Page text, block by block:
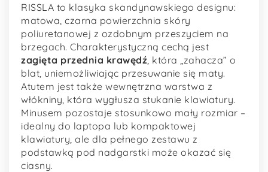
RISSLA to klasyka skandynawskiego designu:
matowa, czarna powierzchnia skóry
poliuretanowej z ozdobnym przeszyciem na
brzegach. Charakterystyczną cechą jest
zagięta przednia krawędź , która „zahacza” o
blat, uniemożliwiając przesuwanie się maty.
Atutem jest także wewnętrzna warstwa z
włókniny, która wygłusza stukanie klawiatury.
Minusem pozostaje stosunkowo mały rozmiar –
idealny do laptopa lub kompaktowej
klawiatury, ale dla pełnego zestawu z
podstawką pod nadgarstki może okazać się
ciasny.